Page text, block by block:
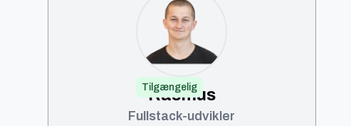
Tilgængelig
Rasmus
Fullstack-udvikler